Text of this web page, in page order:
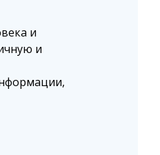
и
и